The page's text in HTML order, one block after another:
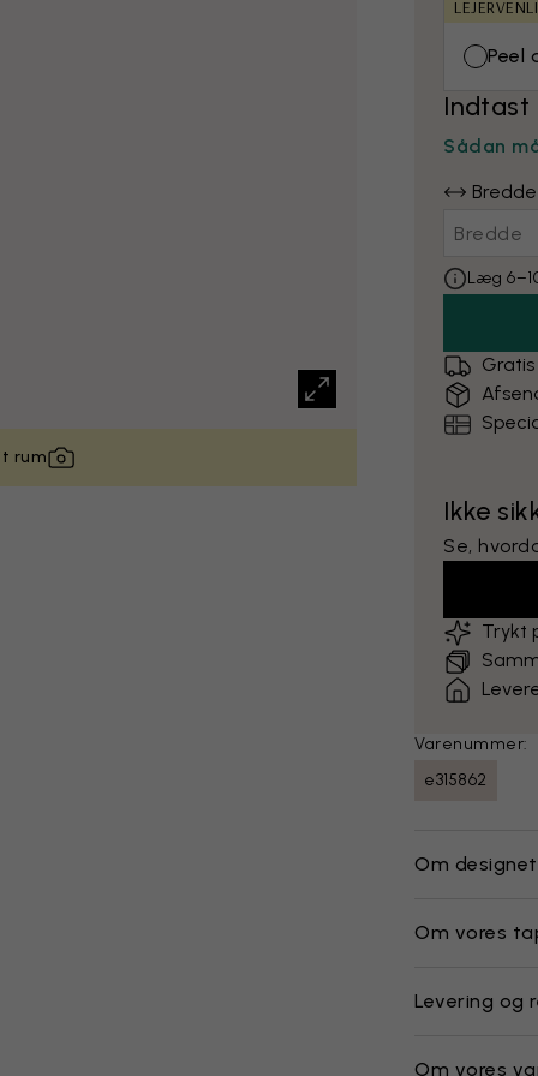
rum
Peel
Indtast
Sådan
Bredde
Læg
Ikke
Se,
Trykt
Varenummer:
e315862
Om designet
Om vores
Levering og
Om vores